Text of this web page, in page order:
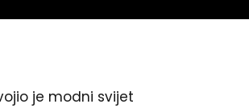
je modni svijet